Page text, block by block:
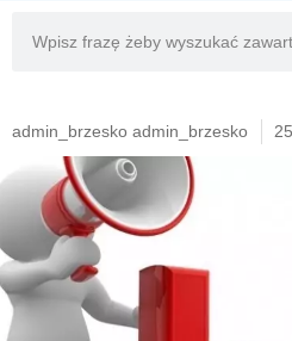
admin_brzesko admin_brzesko